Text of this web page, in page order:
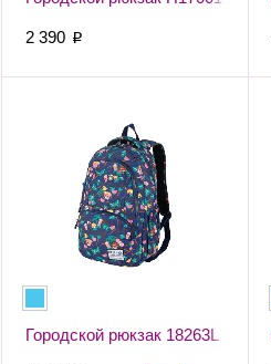
2 390 p
Городской рюкзак 18263L